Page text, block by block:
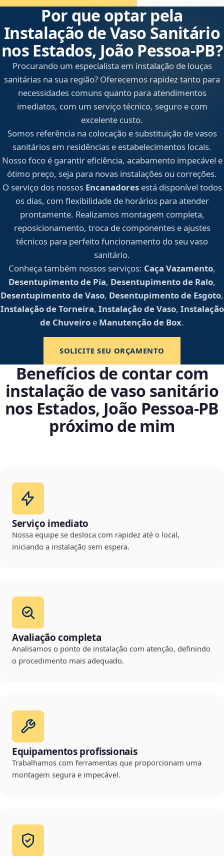
Por que optar pela
Instalação de Vaso Sanitário
nos Estados, João Pessoa‑PB?
Procurando um especialista em instalação de louças
sanitárias na sua região? Oferecemos rapidez tanto para
necessidades comuns quanto para atendimentos
imediatos, com um serviço técnico, seguro e com
excelente custo.
Somos referência na colocação e substituição de vasos
sanitários em residências e estabelecimentos locais.
Nosso foco é garantir eficiência, acabamento impecável e
ótimo preço, seja para novas instalações ou correções.
O serviço dos nossos Encanadoresestá disponível todos
os dias, com flexibilidade de horários para atender
prontamente. Realizamos montagem completa,
reposicionamento, troca de componentes e ajustes
técnicos para perfeito funcionamento do seu vaso
sanitário.
Conheça também nossos serviços: Caça Vazamento,
Desentupimento de Pia, Desentupimento de Ralo,
Desentupimento de Vaso, Desentupimento de Esgoto,
Instalação de Torneira, Instalação de Vaso, Instalação
de Chuveiro e Manutenção de Box.
SOLICITE SEU ORÇAMENTO
Benefícios de contar com
instalação de vaso sanitário
nos Estados, João Pessoa‑PB
próximo de mim
Serviço imediato
Nossa equipe se desloca com rapidez até o local,
iniciando a instalação sem espera.
Avaliação completa
Analisamos o ponto de instalação com atenção, definindo
o procedimento mais adequado.
Equipamentos profissionais
Trabalhamos com ferramentas que proporcionam uma
montagem segura e impecável.